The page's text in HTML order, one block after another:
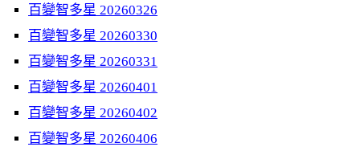
百變智多星 20260326
百變智多星 20260330
百變智多星 20260331
百變智多星 20260401
百變智多星 20260402
百變智多星 20260406